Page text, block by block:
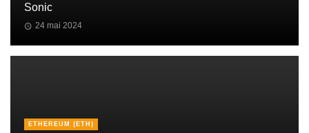
Sonic
24 mai 2024
ETHEREUM (ETH)